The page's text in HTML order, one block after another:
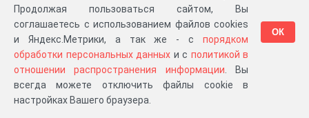
Разработка компании «Великіе предки», 2023-2026 гг. Блог.Суть проекта
Персональные данные.Распространение информации . ЧаВО. Сборка 111.35
Продолжая пользоваться сайтом, Вы
соглашаетесь с использованием файлов cookies
и Яндекс.Метрики, а так же - с порядком
обработки персональных данных и с политикой в
отношении распространения информации . Вы
всегда можете отключить файлы cookie в
настройках Вашего браузера.
ОК
в «Мои документы»
…или в один из ваших проектов: